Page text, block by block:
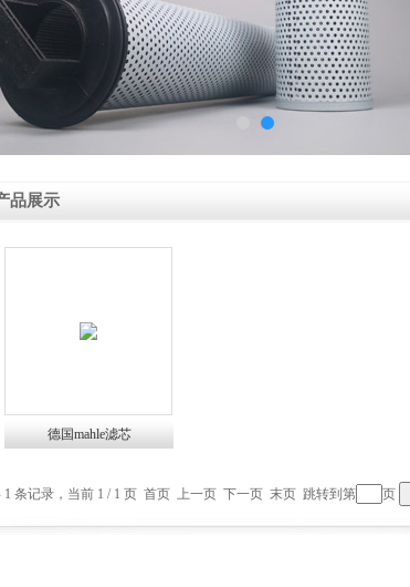
品展示
德国mahle滤芯
1 条记录，当前 1 / 1 页 首页 上一页 下一页 末页 跳转到第 页